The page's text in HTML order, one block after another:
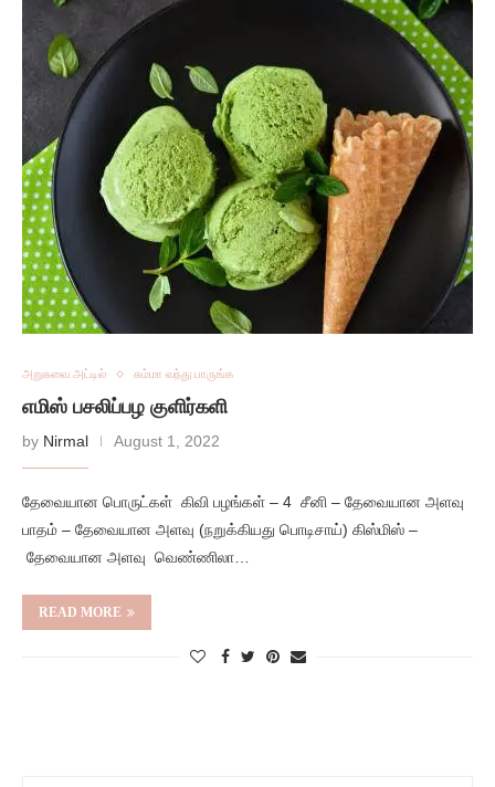
அறுசுவை அட்டில் சும்மா வந்து பாருங்க
எமிஸ் பசலிப்பழ குளிர்களி
by Nirmal August 1, 2022
தேவையான பொருட்கள் கிவி பழங்கள் – 4 சீனி – தேவையான அளவு
பாதம் – தேவையான அளவு (நறுக்கியது பொடிசாய்) கிஸ்மிஸ் –
தேவையான அளவு வெண்ணிலா…
READ MORE